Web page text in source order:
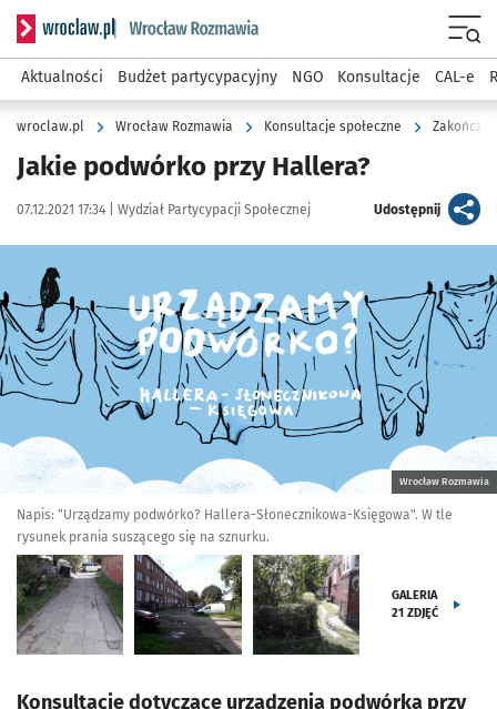
Serwis informacyjny wroclaw.pl podserwis: Rozmawia
Aktualności Budżet partycypacyjny NGO Konsultacje CAL-e
wroclaw.pl Wrocław Rozmawia Konsultacje społeczne
Jakie podwórko przy Hallera?
Data publikacji:
07.12.2021 17:34 | Autor:
Wydział Partycypacji Społecznej Udostępnijartykuł
Wrocław Rozmawia
Napis: "Urządzamy podwórko? Hallera-Słonecznikowa-Księgowa". W tle
rysunek prania suszącego się na sznurku.
GALERIA
21 ZDJĘĆ
Konsultacje dotyczące urządzenia podwórka przy